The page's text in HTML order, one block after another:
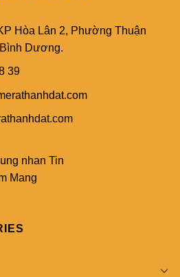
Hòa Lân 2, Phường Thuận
Dương.
39